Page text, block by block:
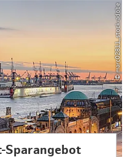
© marc02811_stock-adobe
Sparangebot